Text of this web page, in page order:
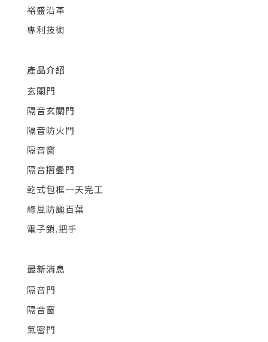
裕盛沿革
專利技術
產品介紹
玄關門
隔音玄關門
隔音防火門
隔音窗
隔音摺疊門
乾式包框一天完工
綠風防颱百葉
電子鎖.把手
最新消息
隔音門
隔音窗
氣密門